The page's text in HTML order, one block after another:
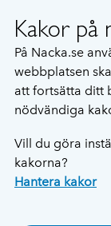
Kakor på
På Nacka.se
webbplatsen
att fortsätta ditt
nödvändiga
Vill du göra
kakorna?
Hantera kakor